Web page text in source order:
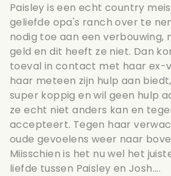
Paisley is een echt country
geliefde opa's ranch over te
nodig toe aan een verbouwing,
geld en dit heeft ze niet. Dan
toeval in contact met haar ex-
haar meteen zijn hulp aan
super koppig en wil geen hulp
ze echt niet anders kan en
accepteert. Tegen haar
oude gevoelens weer naar
Miisschien is het nu wel het
liefde tussen Paisley en Josh....